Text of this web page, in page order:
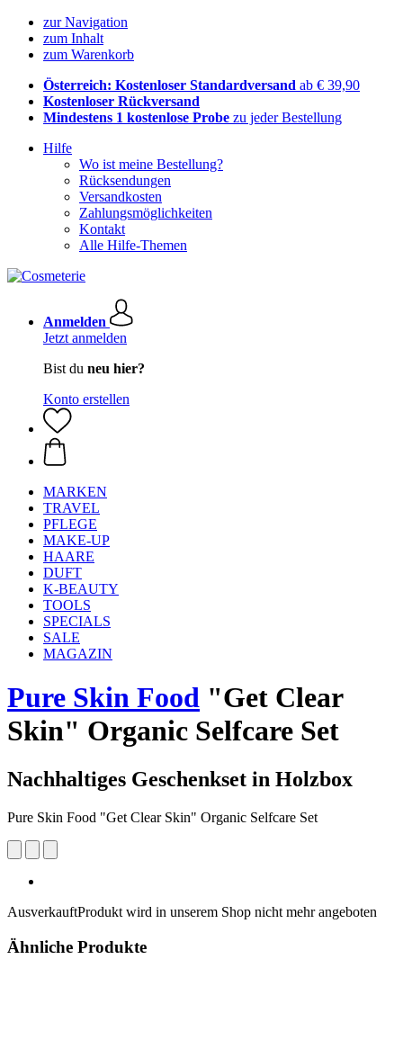
zur Navigation
zum Inhalt
zum Warenkorb
Österreich: Kostenloser Standardversand ab € 39,90
Kostenloser Rückversand
Mindestens 1 kostenlose Probe zu jeder Bestellung
Hilfe
Wo ist meine Bestellung?
Rücksendungen
Versandkosten
Zahlungsmöglichkeiten
Kontakt
Alle Hilfe-Themen
Anmelden
Jetzt anmelden
Bist du neu hier?
Konto erstellen
MARKEN
TRAVEL
PFLEGE
MAKE-UP
HAARE
DUFT
K-BEAUTY
TOOLS
SPECIALS
SALE
MAGAZIN
Pure Skin Food "Get Clear
Skin" Organic Selfcare Set
Nachhaltiges Geschenkset in Holzbox
Pure Skin Food "Get Clear Skin" Organic Selfcare Set
AusverkauftProdukt wird in unserem Shop nicht mehr angeboten
Ähnliche Produkte